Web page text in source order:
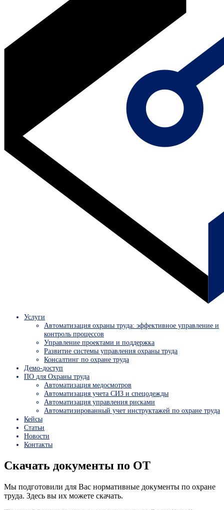
Услуги
Автоматизация охраны труда: эффективное управление и
контроль процессов
Управление проектами и поддержка
Развитие системы управления охраны труда
Консалтинг по охране труда
Демо-доступ
ПО для Охраны труда
Автоматизация медосмотров
Автоматизация учета СИЗ и спецодежды
Автоматизация управления рисками
Автоматизированный учет инструктажей по охране труда
Кейсы
Статьи
Новости
Контакты
Скачать документы по ОТ
Мы подготовили для Вас нормативные документы по охране
труда. Здесь вы их можете скачать.